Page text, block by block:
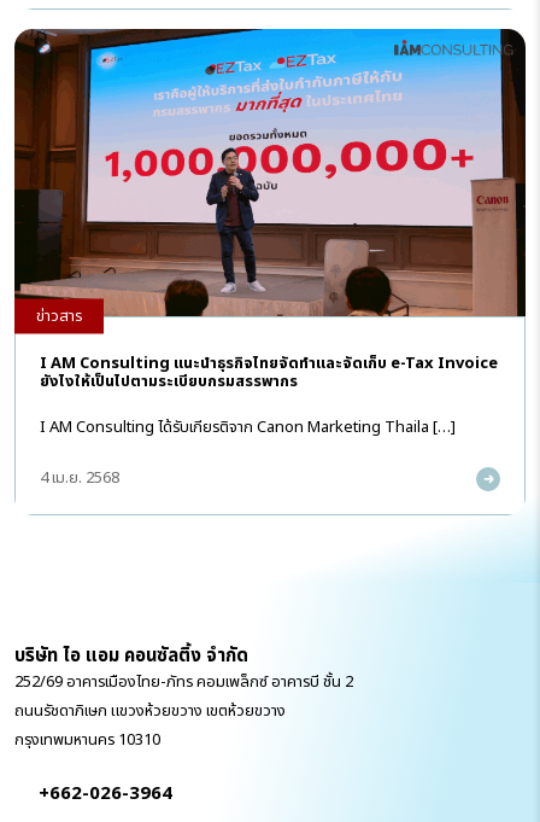
I AM Consulting แนะนำธุรกิจไทยจัดทำและจัดเก็บ e-Tax Invoice
ยังไงให้เป็นไปตามระเบียบกรมสรรพากร
I AM Consulting ได้รับเกียรติจาก Canon Marketing Thaila […]
ข่าวสาร
4 เม.ย. 2568
บริษัท ไอ แอม คอนซัลติ้ง จำกัด
252/69 อาคารเมืองไทย-ภัทร คอมเพล็กซ์ อาคารบี ชั้น 2
ถนนรัชดาภิเษก แขวงห้วยขวาง เขตห้วยขวาง
กรุงเทพมหานคร 10310
+662-026-3964